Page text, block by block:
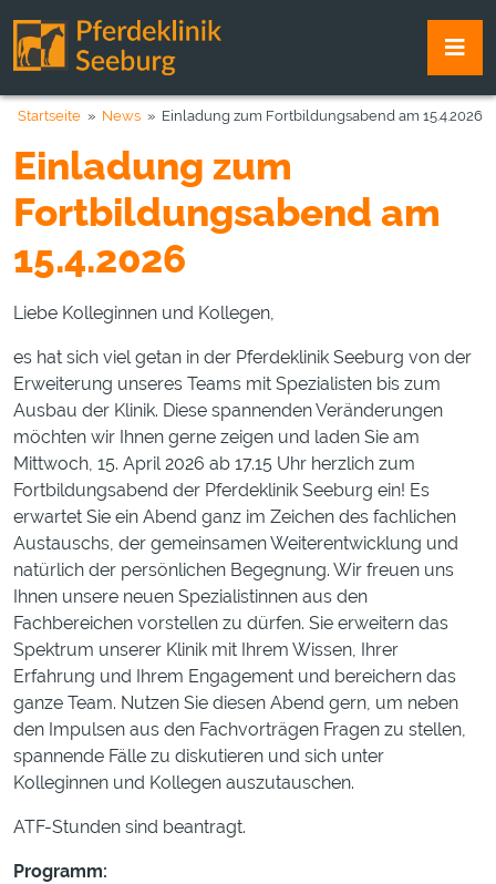
Startseite » News » Einladung zum Fortbildungsabend am 15.4.2026
Einladung zum
Fortbildungsabend am
15.4.2026
Liebe Kolleginnen und Kollegen,
es hat sich viel getan in der Pferdeklinik Seeburg von der
Erweiterung unseres Teams mit Spezialisten bis zum
Ausbau der Klinik. Diese spannenden Veränderungen
möchten wir Ihnen gerne zeigen und laden Sie am
Mittwoch, 15. April 2026 ab 17.15 Uhr herzlich zum
Fortbildungsabend der Pferdeklinik Seeburg ein! Es
erwartet Sie ein Abend ganz im Zeichen des fachlichen
Austauschs, der gemeinsamen Weiterentwicklung und
natürlich der persönlichen Begegnung. Wir freuen uns
Ihnen unsere neuen Spezialistinnen aus den
Fachbereichen vorstellen zu dürfen. Sie erweitern das
Spektrum unserer Klinik mit Ihrem Wissen, Ihrer
Erfahrung und Ihrem Engagement und bereichern das
ganze Team. Nutzen Sie diesen Abend gern, um neben
den Impulsen aus den Fachvorträgen Fragen zu stellen,
spannende Fälle zu diskutieren und sich unter
Kolleginnen und Kollegen auszutauschen.
ATF-Stunden sind beantragt.
Programm: